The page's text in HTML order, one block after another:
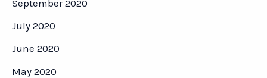
September 2020
July 2020
June 2020
May 2020